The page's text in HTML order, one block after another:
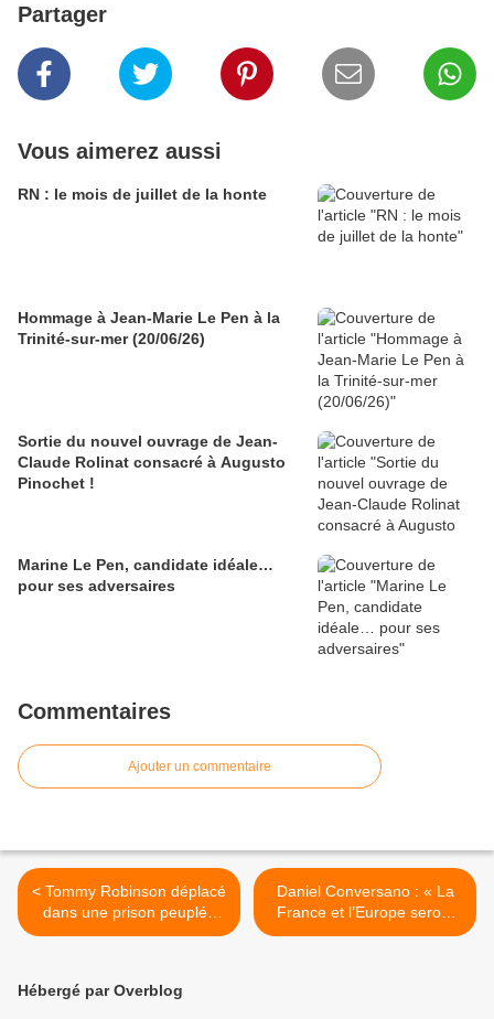
Partager
Vous aimerez aussi
RN : le mois de juillet de la honte
Hommage à Jean-Marie Le Pen à la
Trinité-sur-mer (20/06/26)
Sortie du nouvel ouvrage de Jean-
Claude Rolinat consacré à Augusto
Pinochet !
Marine Le Pen, candidate idéale…
pour ses adversaires
Commentaires
Ajouter un commentaire
< Tommy Robinson déplacé
dans une prison peuplée
majoritairement de
Daniel Conversano : « La
France et l’Europe seront
sauvés par des héros, je
Hébergé par Overblog